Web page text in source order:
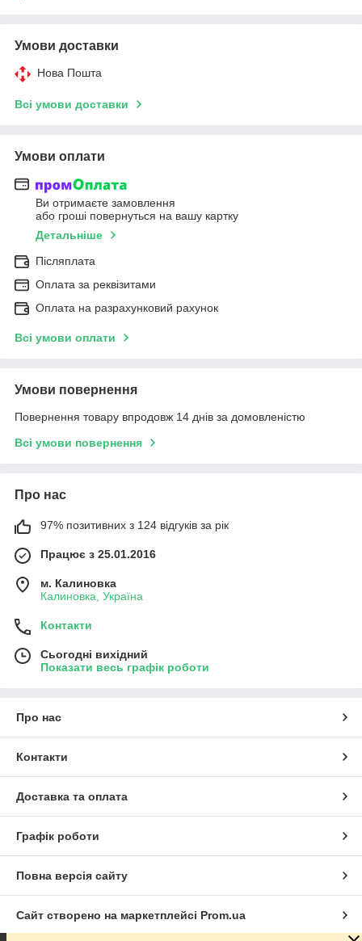
Умови доставки
Нова Пошта
Всі умови доставки
Умови оплати
Ви отримаєте замовлення
або гроші повернуться на вашу картку
Детальніше
Післяплата
Оплата за реквізитами
Оплата на разрахунковий рахунок
Всі умови оплати
Умови повернення
Повернення товару впродовж 14 днів за домовленістю
Всі умови повернення
Про нас
97% позитивних з 124 відгуків за рік
Працює з 25.01.2016
м. Калиновка
Калиновка, Україна
Контакти
Сьогодні вихідний
Показати весь графік роботи
Про нас
Контакти
Доставка та оплата
Графік роботи
Повна версія сайту
Сайт створено на маркетплейсі Prom.ua